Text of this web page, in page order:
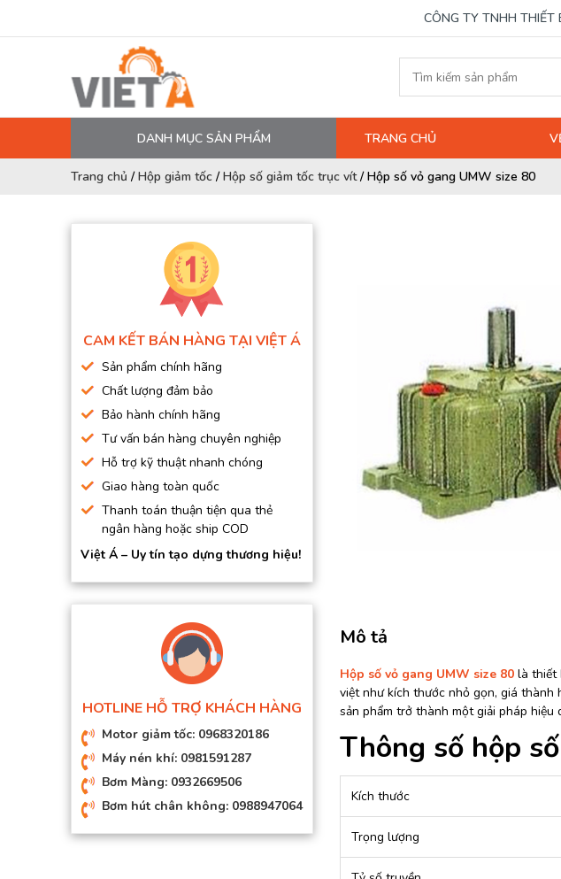
CÔNG TY TNHH THIẾT
DANH MỤC SẢN PHẨM
MÁY NÉN KHÍ
DẦU MÁY NÉN KHÍ
DÂY HƠI, ỐNG HƠI
BƠM MÀNG KHÍ NÉN
BƠM HÚT CHÂN KHÔNG
BƠM ĐỊNH LƯỢNG
MOTOR, HỘP GIẢM TỐC
MÁY TẠO KHÍ NITO
TRANG CHỦ
Trang chủ /Hộp giảm tốc /Hộp số giảm tốc trục vít/Hộp số vỏ gang UMW size 80
CAM KẾT BÁN HÀNG TẠI VIỆT Á
Sản phẩm chính hãng
Chất lượng đảm bảo
Bảo hành chính hãng
Tư vấn bán hàng chuyên nghiệp
Hỗ trợ kỹ thuật nhanh chóng
Giao hàng toàn quốc
Thanh toán thuận tiện qua thẻ
ngân hàng hoặc ship COD
Việt Á – Uy tín tạo dựng thương hiệu!
HOTLINE HỖ TRỢ KHÁCH HÀNG
Motor giảm tốc: 0968320186
Máy nén khí: 0981591287
Bơm Màng: 0932669506
Bơm hút chân không: 0988947064
Mô tả
Hộp số vỏ gang UMW size 80là thiết
việt như kích thước nhỏ gọn, giá thành
sản phẩm trở thành một giải pháp
Thông số hộp
Kích thước
Trọng lượng